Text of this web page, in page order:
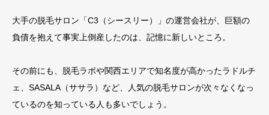
大手の脱毛サロン「C3（シースリー）」の運営会社が、巨額の
負債を抱えて事実上倒産したのは、記憶に新しいところ。
その前にも、脱毛ラボや関西エリアで知名度が高かったラドルチ
ェ、SASALA（ササラ）など、人気の脱毛サロンが次々なくなっ
ているのを知っている人も多いでしょう。